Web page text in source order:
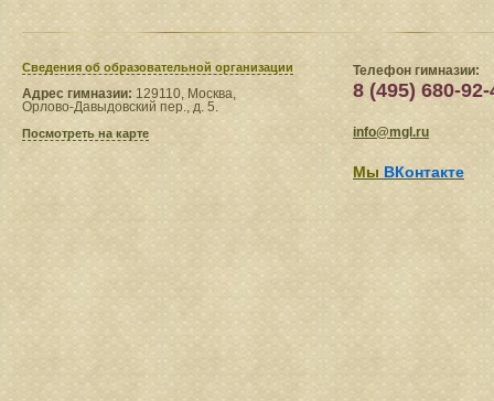
Сведения​ об образовательной организации
Адрес гимназии: 129110, Москва,
Орлово-Давыдовский пер., д. 5.
Посмотреть на карте
Телефон гимназии:
8 (495) 680-92-
info@mgl.ru
Мы ВКонтакте